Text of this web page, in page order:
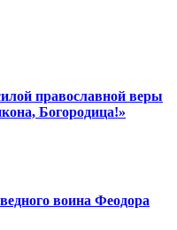
православной веры
Богородица!»
воина Феодора